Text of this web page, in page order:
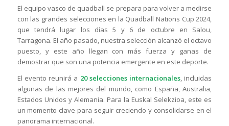
El equipo vasco de quadball se prepara para volver a medirse
con las grandes selecciones en la Quadball Nations Cup 2024,
que tendrá lugar los días 5 y 6 de octubre en Salou,
Tarragona. El año pasado, nuestra selección alcanzó el octavo
puesto, y este año llegan con más fuerza y ganas de
demostrar que son una potencia emergente en este deporte.
El evento reunirá a 20 selecciones internacionales, incluidas
algunas de las mejores del mundo, como España, Australia,
Estados Unidos y Alemania. Para la Euskal Selekzioa, este es
un momento clave para seguir creciendo y consolidarse en el
panorama internacional.